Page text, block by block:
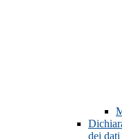
dei dati